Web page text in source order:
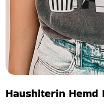
Haushlterin Hemd